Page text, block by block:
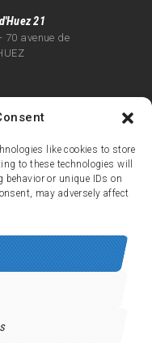
like cookies to store
to these technologies will
or unique IDs on
may adversely affect
21
70 avenue de